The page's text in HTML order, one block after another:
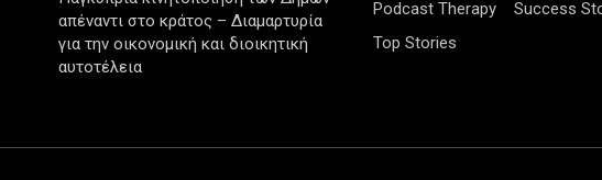
απέναντι στο κράτος – Διαμαρτυρία
για την οικονομική και διοικητική
αυτοτέλεια
Podcast Therapy
Success
Top Stories